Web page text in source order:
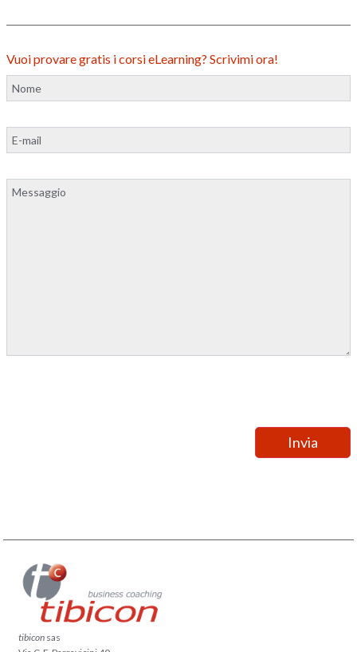
Vuoi provare gratis i corsi eLearning? Scrivimi ora!
tibicon sas